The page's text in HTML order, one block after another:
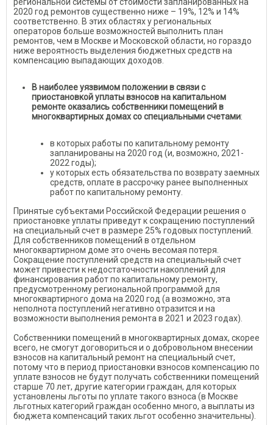
2020 год ремонтов существенно ниже – 19%, 12% и 14%
соответственно. В этих областях у региональных
операторов больше возможностей выполнить план
ремонтов, чем в Москве и Московской области, но гораздо
ниже вероятность выделения бюджетных средств на
компенсацию выпадающих доходов.
В наиболее уязвимом положении в связи с
приостановкой уплаты взносов на капитальном
ремонте оказались собственники помещений в
многоквартирных домах со специальными счетами:
в которых работы по капитальному ремонту
запланированы на 2020 год (и, возможно, 2021-
2022 годы);
у которых есть обязательства по возврату заемных
средств, оплате в рассрочку ранее выполненных
работ по капитальному ремонту.
Принятые субъектами Российской Федерации решения о
приостановке уплаты приведут к сокращению поступлений
на специальный счет в размере 25% годовых поступлений.
Для собственников помещений в отдельном
многоквартирном доме это очень весомая потеря.
Сокращение поступлений средств на специальный счет
может привести к недостаточности накоплений для
финансирования работ по капитальному ремонту,
предусмотренному региональной программой для
многоквартирного дома на 2020 год (а возможно, эта
неполнота поступлений негативно отразится и на
возможности выполнения ремонта в 2021 и 2023 годах).
Собственники помещений в многоквартирных домах, скорее
всего, не смогут договориться и о добровольном внесении
взносов на капитальный ремонт на специальный счет,
потому что в период приостановки взносов компенсацию по
уплате взносов не будут получать собственники помещений
старше 70 лет, другие категории граждан, для которых
установлены льготы по уплате такого взноса (в Москве
льготных категорий граждан особенно много, а выплаты из
бюджета компенсаций таких льгот особенно значительны).